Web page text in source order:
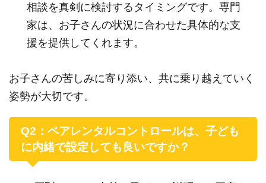
相談を真剣に検討するタイミングです。専門
家は、お子さんの状況に合わせた具体的な支
援を提供してくれます。
お子さんの苦しみに寄り添い、共に乗り越えていく
姿勢が大切です。
Q2：ペアレンタルコントロールは、子ども
に内緒で設定しても良いですか？